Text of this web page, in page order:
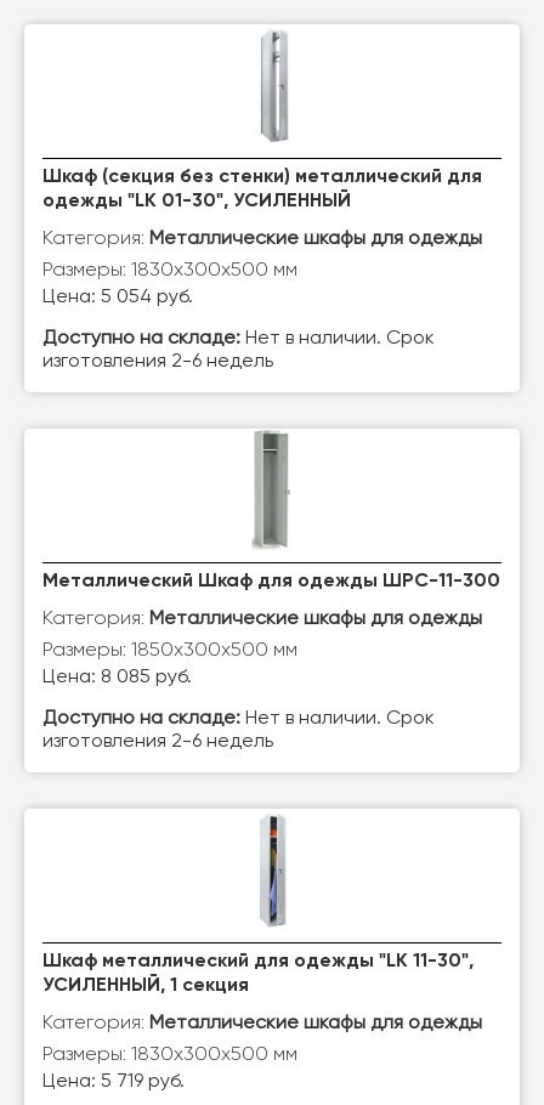
Шкаф (секция без стенки) металлический для
одежды "LK 01-30", УСИЛЕННЫЙ
Категория: Металлические шкафы для одежды
Размеры: 1830х300х500 мм
Цена: 5 054 руб.
Доступно на складе: Нет в наличии. Срок
изготовления 2-6 недель
Металлический Шкаф для одежды ШРС-11-300
Категория: Металлические шкафы для одежды
Размеры: 1850х300х500 мм
Цена: 8 085 руб.
Доступно на складе: Нет в наличии. Срок
изготовления 2-6 недель
Шкаф металлический для одежды "LK 11-30",
УСИЛЕННЫЙ, 1 секция
Категория: Металлические шкафы для одежды
Размеры: 1830х300х500 мм
Цена: 5 719 руб.